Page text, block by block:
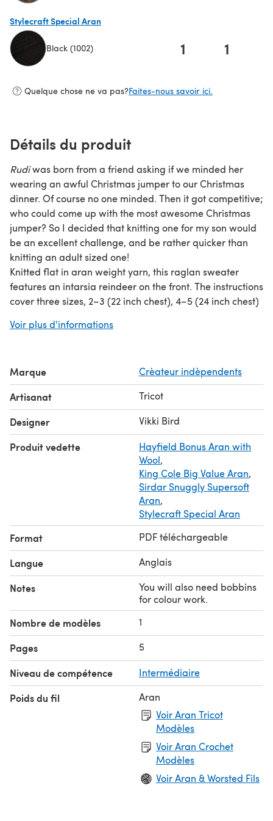
Stylecraft Special Aran
Black (1002) 1 1
Quelque chose ne va pas?Faites-nous savoir ici.
Détails du produit
Rudiwas born from a friend asking if we minded her
wearing an awful Christmas jumper to our Christmas
dinner. Of course no one minded. Then it got competitive;
who could come up with the most awesome Christmas
jumper? So I decided that knitting one for my son would
be an excellent challenge, and be rather quicker than
knitting an adult sized one!
Knitted flat in aran weight yarn, this raglan sweater
features an intarsia reindeer on the front. The instructions
cover three sizes, 2–3 (22 inch chest), 4–5 (24 inch chest)
The yarns listed are not necessarily those used in the
for the eyes. You will only require oddments of the colours
needed for the intarsia.
Voir plus d'informations
Marque Crèateur indèpendents
Artisanat Tricot
Designer Vikki Bird
Produit vedette
Hayfield Bonus Aran with
Wool,
King Cole Big Value Aran,
Sirdar Snuggly Supersoft
Aran,
Stylecraft Special Aran
Format PDF téléchargeable
Langue Anglais
Notes
You will also need bobbins
for colour work.
Nombre de modèles 1
Pages 5
Niveau de compétence Intermédiaire
Poids du fil
Aran
Voir Aran Tricot
Modèles
Voir Aran Crochet
Modèles
Voir Aran & Worsted Fils